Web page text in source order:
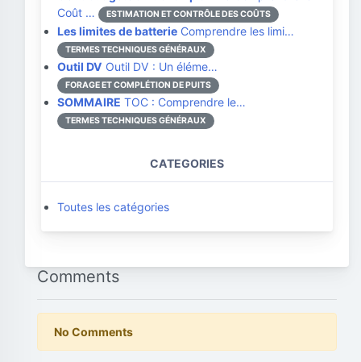
Coût …
ESTIMATION ET CONTRÔLE DES COÛTS
Les limites de batterie Comprendre les limi…
TERMES TECHNIQUES GÉNÉRAUX
Outil DV Outil DV : Un éléme…
FORAGE ET COMPLÉTION DE PUITS
SOMMAIRE TOC : Comprendre le…
TERMES TECHNIQUES GÉNÉRAUX
CATEGORIES
Toutes les catégories
Comments
No Comments